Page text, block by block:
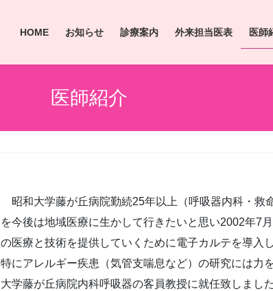
HOME お知らせ 診療案内 外来担当医表 医師
医師紹介
昭和大学藤が丘病院勤続25年以上（呼吸器内科・救
を今後は地域医療に生かして行きたいと思い2002年7
の医療と技術を提供していくために電子カルテを導入
特にアレルギー疾患（気管支喘息など）の研究には力
大学藤が丘病院内科呼吸器の客員教授に就任致しました